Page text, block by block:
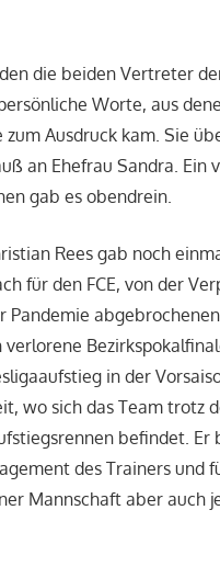
die beiden Vertreter
Worte, aus
Ausdruck kam. Sie
an Ehefrau Sandra. Ein
gab es obendrein.
Rees gab noch
für den FCE, von der
Pandemie
in der
wo sich das Team
befindet. Er
des Trainers und
Mannschaft aber auch